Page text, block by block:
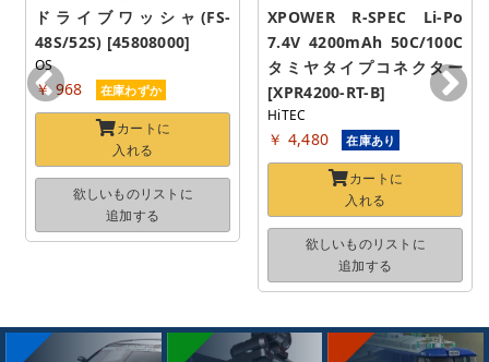
ドライブワッシャ(FS-
48S/52S) [45808000]
OS
￥ 968 在庫わずか
カートに
入れる
欲しいものリストに
追加する
XPOWER R-SPEC Li-Po
7.4V 4200mAh 50C/100C
タミヤタイプコネクター
[XPR4200-RT-B]
HiTEC
￥ 4,480 在庫あり
カートに
入れる
欲しいものリストに
追加する